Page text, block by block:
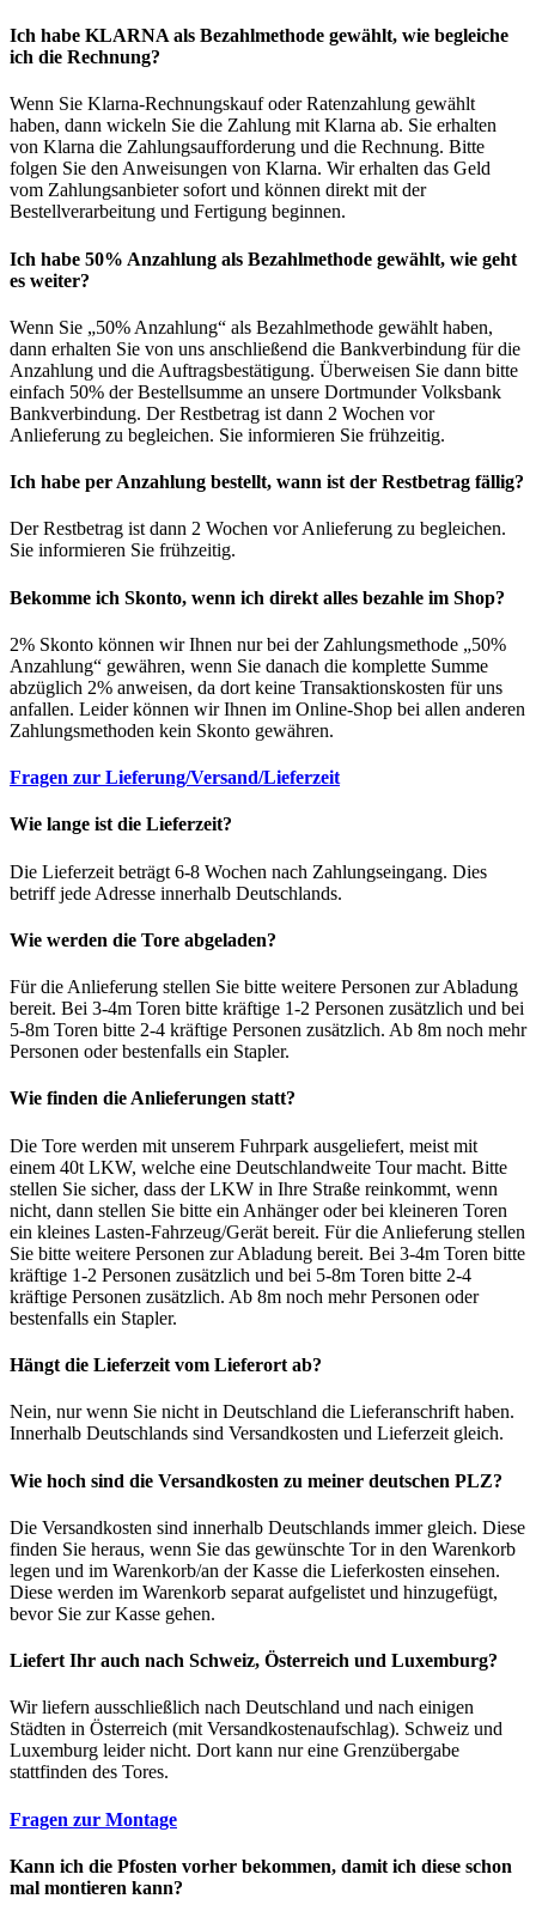
Ich habe KLARNA als Bezahlmethode gewählt, wie begleiche
ich die Rechnung?
Wenn Sie Klarna-Rechnungskauf oder Ratenzahlung gewählt
haben, dann wickeln Sie die Zahlung mit Klarna ab. Sie erhalten
von Klarna die Zahlungsaufforderung und die Rechnung. Bitte
folgen Sie den Anweisungen von Klarna. Wir erhalten das Geld
vom Zahlungsanbieter sofort und können direkt mit der
Bestellverarbeitung und Fertigung beginnen.
Ich habe 50% Anzahlung als Bezahlmethode gewählt, wie geht
es weiter?
Wenn Sie „50% Anzahlung“ als Bezahlmethode gewählt haben,
dann erhalten Sie von uns anschließend die Bankverbindung für die
Anzahlung und die Auftragsbestätigung. Überweisen Sie dann bitte
einfach 50% der Bestellsumme an unsere Dortmunder Volksbank
Bankverbindung. Der Restbetrag ist dann 2 Wochen vor
Anlieferung zu begleichen. Sie informieren Sie frühzeitig.
Ich habe per Anzahlung bestellt, wann ist der Restbetrag fällig?
Der Restbetrag ist dann 2 Wochen vor Anlieferung zu begleichen.
Sie informieren Sie frühzeitig.
Bekomme ich Skonto, wenn ich direkt alles bezahle im Shop?
2% Skonto können wir Ihnen nur bei der Zahlungsmethode „50%
Anzahlung“ gewähren, wenn Sie danach die komplette Summe
abzüglich 2% anweisen, da dort keine Transaktionskosten für uns
anfallen. Leider können wir Ihnen im Online-Shop bei allen anderen
Zahlungsmethoden kein Skonto gewähren.
Fragen zur Lieferung/Versand/Lieferzeit
Wie lange ist die Lieferzeit?
Die Lieferzeit beträgt 6-8 Wochen nach Zahlungseingang. Dies
betriff jede Adresse innerhalb Deutschlands.
Wie werden die Tore abgeladen?
Für die Anlieferung stellen Sie bitte weitere Personen zur Abladung
bereit. Bei 3-4m Toren bitte kräftige 1-2 Personen zusätzlich und bei
5-8m Toren bitte 2-4 kräftige Personen zusätzlich. Ab 8m noch mehr
Personen oder bestenfalls ein Stapler.
Wie finden die Anlieferungen statt?
Die Tore werden mit unserem Fuhrpark ausgeliefert, meist mit
einem 40t LKW, welche eine Deutschlandweite Tour macht. Bitte
stellen Sie sicher, dass der LKW in Ihre Straße reinkommt, wenn
nicht, dann stellen Sie bitte ein Anhänger oder bei kleineren Toren
ein kleines Lasten-Fahrzeug/Gerät bereit. Für die Anlieferung stellen
Sie bitte weitere Personen zur Abladung bereit. Bei 3-4m Toren bitte
kräftige 1-2 Personen zusätzlich und bei 5-8m Toren bitte 2-4
kräftige Personen zusätzlich. Ab 8m noch mehr Personen oder
bestenfalls ein Stapler.
Hängt die Lieferzeit vom Lieferort ab?
Nein, nur wenn Sie nicht in Deutschland die Lieferanschrift haben.
Innerhalb Deutschlands sind Versandkosten und Lieferzeit gleich.
Wie hoch sind die Versandkosten zu meiner deutschen PLZ?
Die Versandkosten sind innerhalb Deutschlands immer gleich. Diese
finden Sie heraus, wenn Sie das gewünschte Tor in den Warenkorb
legen und im Warenkorb/an der Kasse die Lieferkosten einsehen.
Diese werden im Warenkorb separat aufgelistet und hinzugefügt,
bevor Sie zur Kasse gehen.
Liefert Ihr auch nach Schweiz, Österreich und Luxemburg?
Wir liefern ausschließlich nach Deutschland und nach einigen
Städten in Österreich (mit Versandkostenaufschlag). Schweiz und
Luxemburg leider nicht. Dort kann nur eine Grenzübergabe
stattfinden des Tores.
Fragen zur Montage
Kann ich die Pfosten vorher bekommen, damit ich diese schon
mal montieren kann?